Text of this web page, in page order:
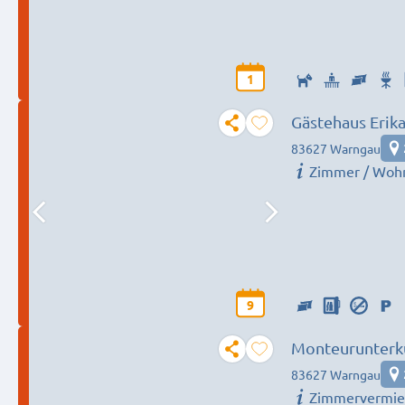
1
9
Gästehaus Erika
83627 Warngau
Zimmer /
Warngau,
83627 Warngau